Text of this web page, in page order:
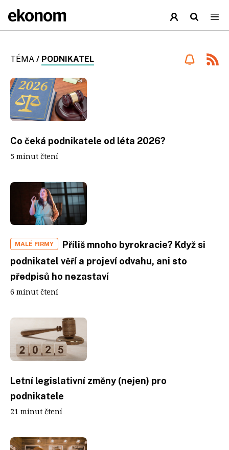
TÉMA / PODNIKATEL
Co čeká podnikatele od léta 2026?
5 minut čtení
MALÉ FIRMY
Příliš mnoho byrokracie? Když si
podnikatel věří a projeví odvahu, ani sto
předpisů ho nezastaví
6 minut čtení
Letní legislativní změny (nejen) pro
podnikatele
21 minut čtení